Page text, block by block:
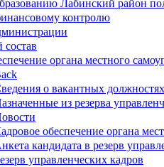
Лабинский район
контролю
органа местного
о вакантных
из резерва
обеспечение органа
кандидата в резерв
управленческих кадров